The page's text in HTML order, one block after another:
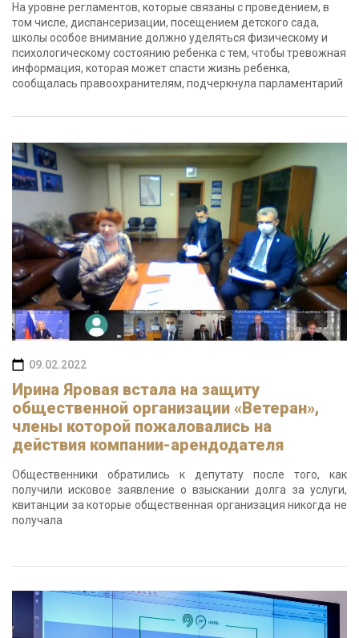
На уровне регламентов, которые связаны с проведением, в
том числе, диспансеризации, посещением детского сада,
школы особое внимание должно уделяться физическому и
психологическому состоянию ребенка с тем, чтобы тревожная
информация, которая может спасти жизнь ребенка,
сообщалась правоохранителям, подчеркнула парламентарий
09.02.2022
Ирина Яровая встала на защиту
общественной организации «Ветеран»,
члены которой пожаловались на
действия компании-арендодателя
Общественники обратились к депутату после того, как
получили исковое заявление о взыскании долга за услуги,
квитанции за которые общественная организация никогда не
получала